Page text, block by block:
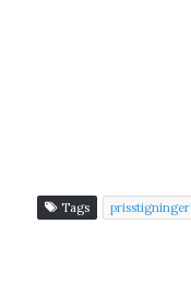
Tags prisstigninger